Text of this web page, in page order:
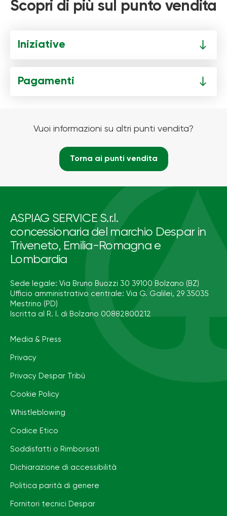
Scopri di più sul punto vendita
Iniziative
Pagamenti
Vuoi informazioni su altri punti vendita?
Torna ai punti vendita
ASPIAG SERVICE S.r.l.
concessionaria del marchio Despar in
Triveneto, Emilia-Romagna e
Lombardia
Sede legale: Via Bruno Buozzi 30 39100 Bolzano (BZ)
Ufficio amministrativo centrale: Via G. Galilei, 29 35035
Mestrino (PD)
Iscritta al R. I. di Bolzano 00882800212
Media & Press
Privacy
Privacy Despar Tribù
Cookie Policy
Whistleblowing
Codice Etico
Soddisfatti o Rimborsati
Dichiarazione di accessibilità
Politica parità di genere
Fornitori tecnici Despar